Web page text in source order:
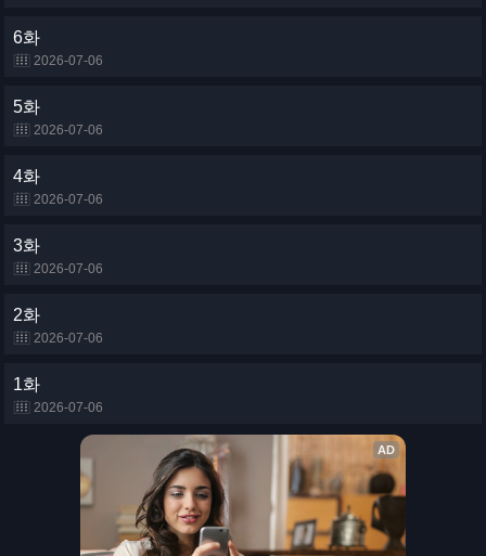
6화
2026-07-06
5화
2026-07-06
4화
2026-07-06
3화
2026-07-06
2화
2026-07-06
1화
2026-07-06